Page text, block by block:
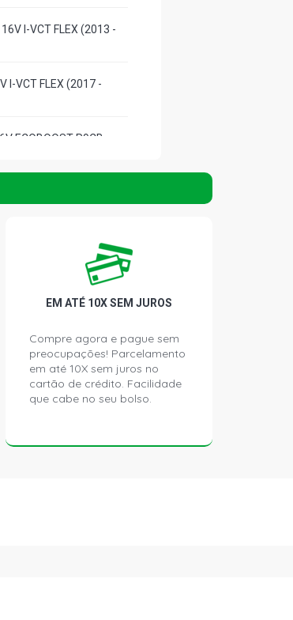
I-VCT FLEX (2013 -
I-VCT FLEX (2017 -
ECOBOOST R9CB
2.0 16V GTDI
- 2018)
SEDAN 2.0 16V
(2013 - 2019)
2.0 16V GTDI
- 2018)
DURATEC FLEX (2017 -
EM ATÉ 10X SEM JUROS
Compre agora e pague sem
preocupações! Parcelamento
em até 10X sem juros no
cartão de crédito. Facilidade
que cabe no seu bolso.